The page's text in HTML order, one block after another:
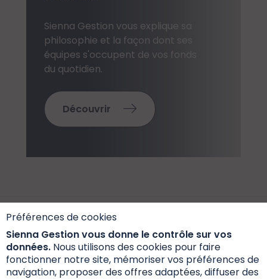
Préférences de cookies
Sienna Gestion vous donne le contrôle sur vos
données. Nous utilisons des cookies pour faire
fonctionner notre site, mémoriser vos préférences de
navigation, proposer des offres adaptées, diffuser des
Sienna Gestion vous explique sa
philosophie et la façon dont ses
équipes s'occupent de vos fonds
du quotidien.
Découvrir